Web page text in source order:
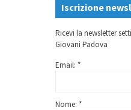
Iscrizione
Ricevi la newsletter
Giovani Padova
Email: *
Nome: *